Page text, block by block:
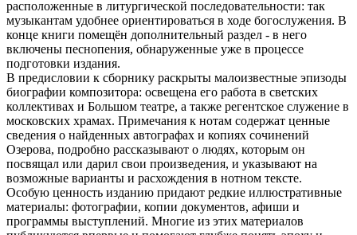
расположенные в литургической последовательности: так
музыкантам удобнее ориентироваться в ходе богослужения. В
конце книги помещён дополнительный раздел - в него
включены песнопения, обнаруженные уже в процессе
подготовки издания.
В предисловии к сборнику раскрыты малоизвестные эпизоды
биографии композитора: освещена его работа в светских
коллективах и Большом театре, а также регентское служение в
московских храмах. Примечания к нотам содержат ценные
сведения о найденных автографах и копиях сочинений
Озерова, подробно рассказывают о людях, которым он
посвящал или дарил свои произведения, и указывают на
возможные варианты и расхождения в нотном тексте.
Особую ценность изданию придают редкие иллюстративные
материалы: фотографии, копии документов, афиши и
программы выступлений. Многие из этих материалов